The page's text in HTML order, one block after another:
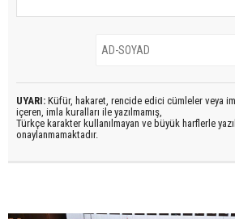
UYARI: Küfür, hakaret, rencide edici cümleler veya
içeren, imla kuralları ile yazılmamış,
Türkçe karakter kullanılmayan ve büyük harflerle
onaylanmamaktadır.